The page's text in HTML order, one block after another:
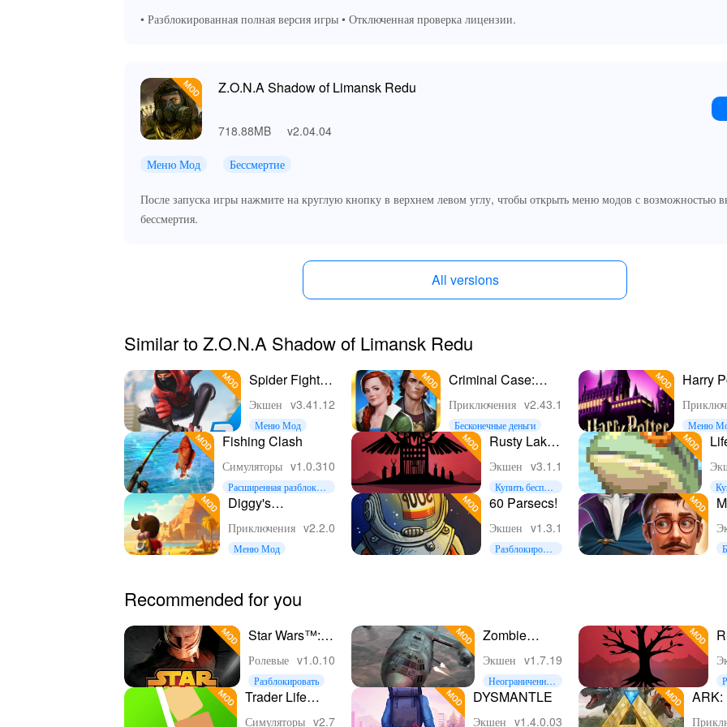
• Разблокированная полная версия игры • Отключенная проверка лицензии.
Z.O.N.A Shadow of Limansk Redu
718.88MB v2.04.04
Меню Мод Бессмертие
После запуска игры нажмите на круглую кнопку в верхнем левом углу, чтобы открыть меню модов с возможностью
бессмертия.
All versions
Similar to Z.O.N.A Shadow of Limansk Redu
Spider Fighter
3: Открытый
Мир
Экшен v3.41.12
Меню Мод
Fishing Clash
Симуляторы v1.0.310
Расширенная разблокир
овка
Diggy's
Adventure:
Головоломки
Приключения v2.2.0
Меню Мод
Criminal Case:
Supernatural
Приключения v2.43.1
Бесконечные деньги
Rusty Lake
Paradise
Экшен v3.1.1
Купить бесплат
но
60 Parsecs!
Экшен v1.3.1
Разблокироват
Harry
Меню
о
Recommended for you
Star Wars™:
KOTOR
Ролевые v1.0.10
Разблокировать
Trader Life
Simulator
Симуляторы v2.7
Zombie
Gunship
Survival
Экшен v1.7.19
Неограниченные
боеприпасы
DYSMANTLE
Экшен v1.4.0.03
ARK: